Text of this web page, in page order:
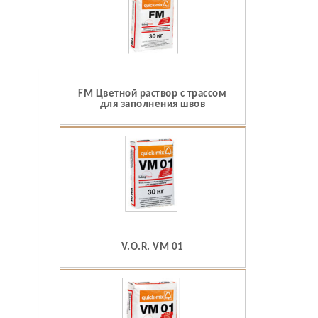
FM Цветной раствор с трассом
для заполнения швов
V.O.R. VM 01